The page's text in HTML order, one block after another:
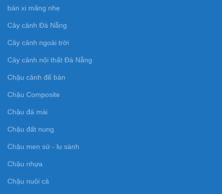
bàn xi măng nhẹ
Cây cảnh Đà Nẵng
Cây cảnh ngoài trời
Cây cảnh nội thất Đà Nẵng
Chậu cảnh để bàn
Chậu Composite
Chậu đá mài
Chậu đất nung
Chậu men sứ - lu sành
Chậu nhựa
Chậu nuôi cá